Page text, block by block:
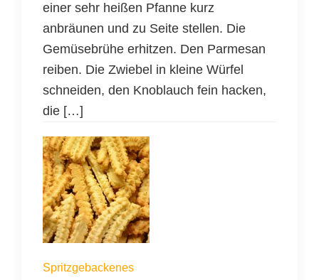
einer sehr heißen Pfanne kurz
anbräunen und zu Seite stellen. Die
Gemüsebrühe erhitzen. Den Parmesan
reiben. Die Zwiebel in kleine Würfel
schneiden, den Knoblauch fein hacken,
die […]
Spritzgebackenes